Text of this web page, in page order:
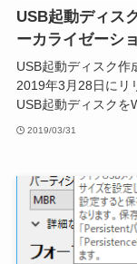
USB起動ディス
ーカライゼーシ
USB起動ディスク作
2019年3月28日にリ
USB起動ディスクを
2019/03/31